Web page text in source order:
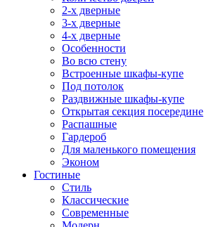
2-х дверные
3-х дверные
4-х дверные
Особенности
Во всю стену
Встроенные шкафы-купе
Под потолок
Раздвижные шкафы-купе
Открытая секция посередине
Распашные
Гардероб
Для маленького помещения
Эконом
Гостиные
Стиль
Классические
Современные